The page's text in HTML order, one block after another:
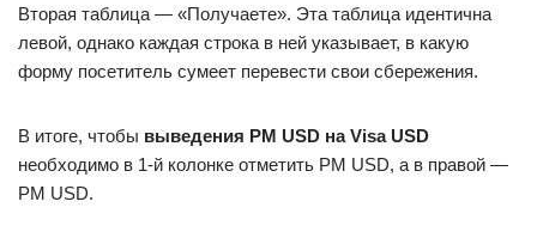
Вторая таблица — «Получаете». Эта таблица идентична
левой, однако каждая строка в ней указывает, в какую
форму посетитель сумеет перевести свои сбережения.
В итоге, чтобы выведения PM USD на Visa USD
необходимо в 1-й колонке отметить PM USD, а в правой —
PM USD.